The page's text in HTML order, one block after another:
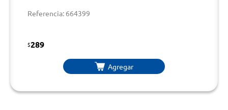
Referencia: 664399
$289
Agregar